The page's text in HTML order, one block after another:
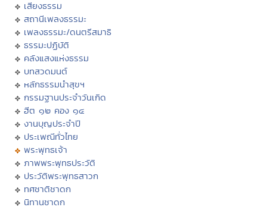
เสียงธรรม
สถานีเพลงธรรมะ
เพลงธรรมะ/ดนตรีสมาธิ
ธรรมะปฏิบัติ
คลังแสงแห่งธรรม
บทสวดมนต์
หลักธรรมนำสุขฯ
กรรมฐานประจำวันเกิด
ฮีต ๑๒ คอง ๑๔
งานบุญประจำปี
ประเพณีทั่วไทย
พระพุทธเจ้า
ภาพพระพุทธประวัติ
ประวัติพระพุทธสาวก
ทศชาติชาดก
นิทานชาดก